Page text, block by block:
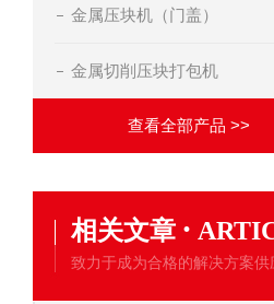
金属压块机（门盖）
金属切削压块打包机
查看全部产品 >>
相关文章 ·
致力于成为合格的解决方案供